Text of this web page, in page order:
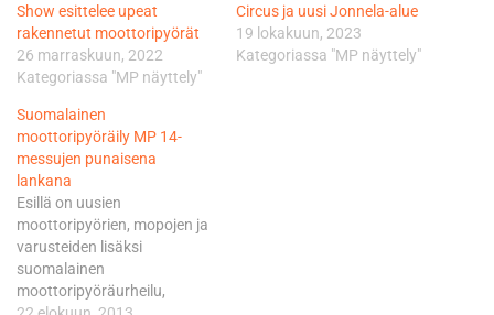
Show esittelee upeat
rakennetut moottoripyörät
26 marraskuun, 2022
Kategoriassa "MP näyttely"
Circus ja uusi Jonnela-alue
19 lokakuun, 2023
Kategoriassa "MP näyttely"
Suomalainen
moottoripyöräily MP 14-
messujen punaisena
lankana
Esillä on uusien
moottoripyörien, mopojen ja
varusteiden lisäksi
suomalainen
moottoripyöräurheilu,